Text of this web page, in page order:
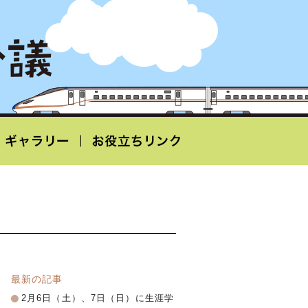
最新の記事
2月6日（土）、7日（日）に生涯学